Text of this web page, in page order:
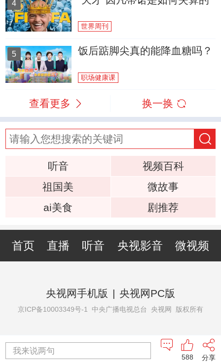
4
世界周刊
5 饭后踮脚尖真的能降血糖吗？
职场健康课
查看更多 换一换
听音
视频百科
祖国美
微故事
ai美食
剧推荐
首页 直播 听音 央视影音 微视频
央视网手机版 | 央视网PC版
京ICP备10003349号-1 中央广播电视总台 央视网 版权所有
我来说两句
分享
588